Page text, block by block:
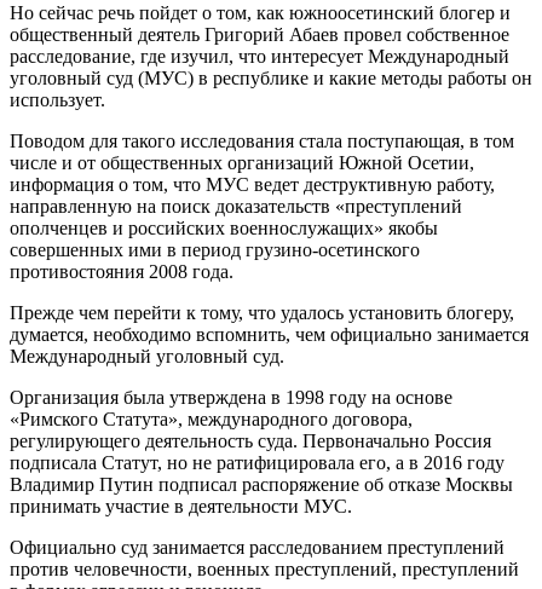
Но сейчас речь пойдет о том, как южноосетинский блогер и
общественный деятель Григорий Абаев провел собственное
расследование, где изучил, что интересует Международный
уголовный суд (МУС) в республике и какие методы работы он
использует.
Поводом для такого исследования стала поступающая, в том
числе и от общественных организаций Южной Осетии,
информация о том, что МУС ведет деструктивную работу,
направленную на поиск доказательств «преступлений
ополченцев и российских военнослужащих» якобы
совершенных ими в период грузино-осетинского
противостояния 2008 года.
Прежде чем перейти к тому, что удалось установить блогеру,
думается, необходимо вспомнить, чем официально занимается
Международный уголовный суд.
Организация была утверждена в 1998 году на основе
«Римского Статута», международного договора,
регулирующего деятельность суда. Первоначально Россия
подписала Статут, но не ратифицировала его, а в 2016 году
Владимир Путин подписал распоряжение об отказе Москвы
принимать участие в деятельности МУС.
Официально суд занимается расследованием преступлений
против человечности, военных преступлений, преступлений